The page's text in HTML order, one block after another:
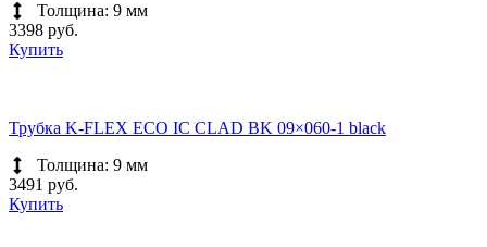
Толщина: 9 мм
3398 руб.
Купить
Трубка K-FLEX ECO IC CLAD BK 09×060-1 black
Толщина: 9 мм
3491 руб.
Купить